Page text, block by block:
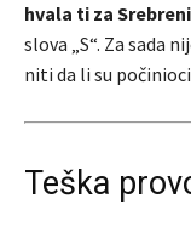
hvala ti za
slova „S“. Za sada
niti da li su
Teška